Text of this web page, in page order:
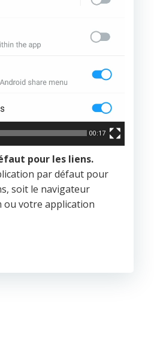
00:17
pour les liens.
par défaut pour
soit le navigateur
ou votre application